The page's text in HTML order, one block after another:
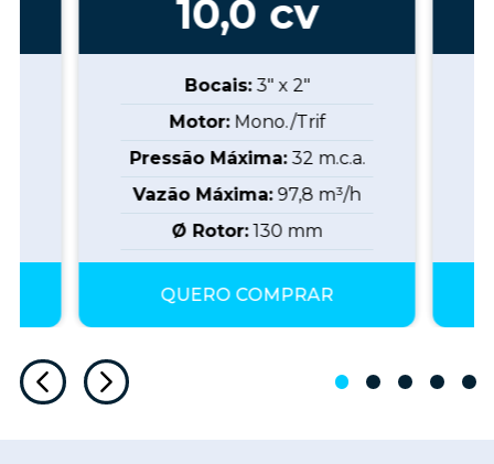
10,0 cv
Bocais: 3" x 2"
Motor: Mono./Trif
Pressão Máxima: 32 m.c.a.
Vazão Máxima: 97,8 m³/h
Ø Rotor: 130 mm
QUERO COMPRAR